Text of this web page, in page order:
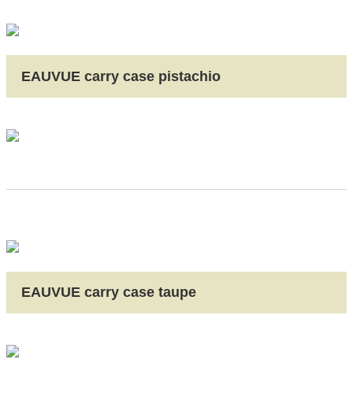
EAUVUE carry case pistachio
EAUVUE carry case taupe